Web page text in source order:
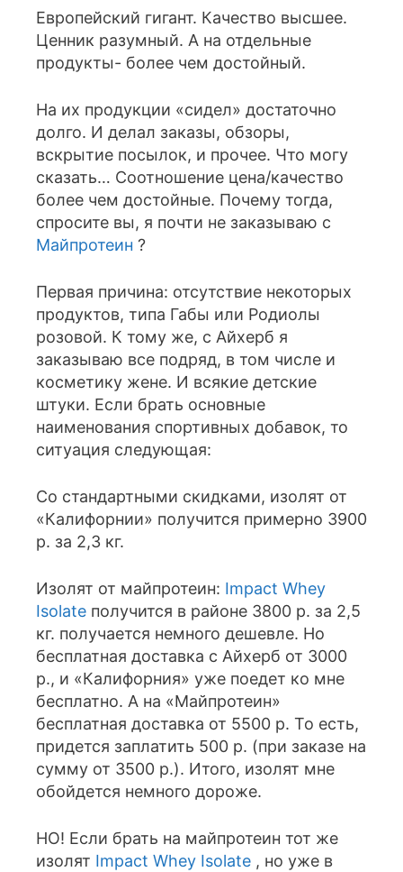
Европейский гигант. Качество высшее.
Ценник разумный. А на отдельные
продукты- более чем достойный.
На их продукции «сидел» достаточно
долго. И делал заказы, обзоры,
вскрытие посылок, и прочее. Что могу
сказать… Соотношение цена/качество
более чем достойные. Почему тогда,
спросите вы, я почти не заказываю с
Майпротеин ?
Первая причина: отсутствие некоторых
продуктов, типа Габы или Родиолы
розовой. К тому же, с Айхерб я
заказываю все подряд, в том числе и
косметику жене. И всякие детские
штуки. Если брать основные
наименования спортивных добавок, то
ситуация следующая:
Со стандартными скидками, изолят от
«Калифорнии» получится примерно 3900
р. за 2,3 кг.
Изолят от майпротеин: Impact Whey
Isolate получится в районе 3800 р. за 2,5
кг. получается немного дешевле. Но
бесплатная доставка с Айхерб от 3000
р., и «Калифорния» уже поедет ко мне
бесплатно. А на «Майпротеин»
бесплатная доставка от 5500 р. То есть,
придется заплатить 500 р. (при заказе на
сумму от 3500 р.). Итого, изолят мне
обойдется немного дороже.
НО! Если брать на майпротеин тот же
изолят Impact Whey Isolate , но уже в